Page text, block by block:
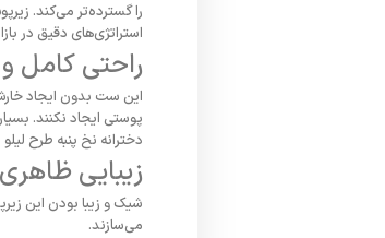
را گسترده‌تر می‌کند.
استراتژی‌های دقیق در
راحتی کامل
این ست بدون ایجاد
پوستی ایجاد نکنند.
دخترانه نخ پنبه طرح
زیبایی
شیک و زیبا بودن این
می‌سازند.